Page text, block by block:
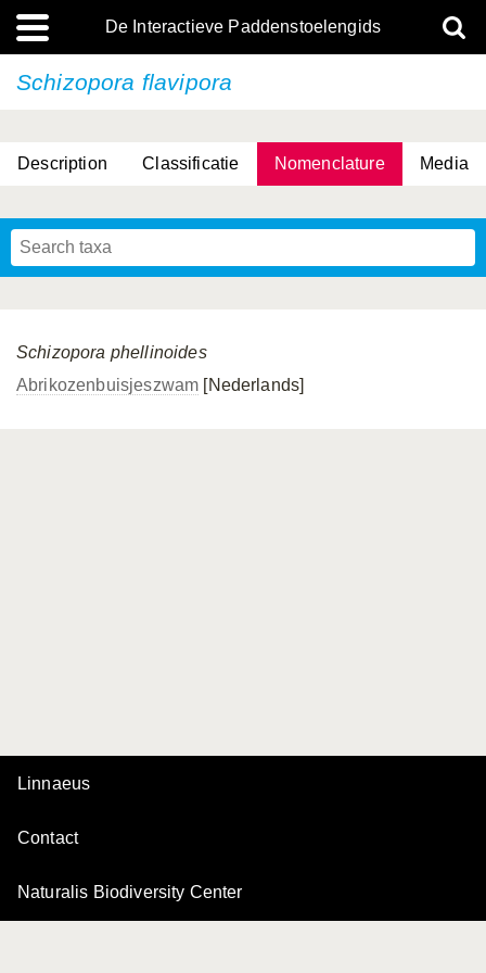
De Interactieve Paddenstoelengids
Schizopora flavipora
Description Classificatie Nomenclature Media
Schizopora phellinoides
Abrikozenbuisjeszwam [Nederlands]
Linnaeus
Contact
Naturalis Biodiversity Center